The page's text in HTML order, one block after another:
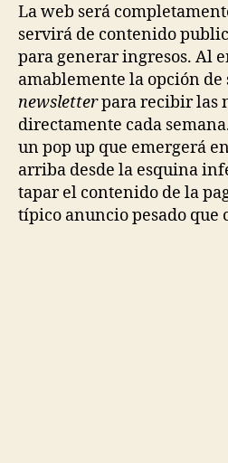
La web será
servirá de contenido
para generar ingresos. Al
amablemente la opción
newsletterpara recibir las
directamente cada
un pop up que emergerá
arriba desde la esquina
tapar el contenido de la
típico anuncio pesado que